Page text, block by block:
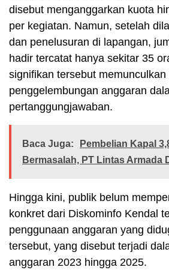
disebut menganggarkan kuota
per kegiatan. Namun, setelah
dan penelusuran di lapangan,
hadir tercatat hanya sekitar 35
signifikan tersebut
penggelembungan anggaran
pertanggungjawaban.
Baca Juga:
Pembelian Kapal
Bermasalah, PT Lintas Armada
Hingga kini, publik belum
konkret dari Diskominfo Kendal
penggunaan anggaran yang
tersebut, yang disebut terjadi
anggaran 2023 hingga 2025.